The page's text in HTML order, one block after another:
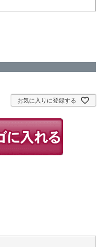
お気に入りに登録する